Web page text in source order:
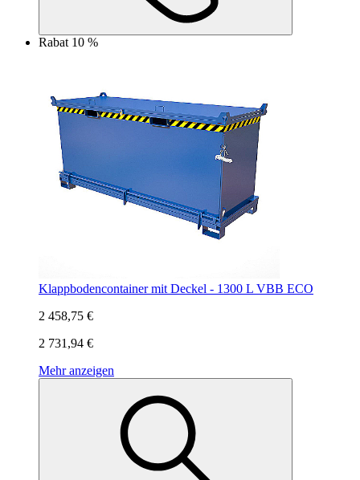
Rabat 10 %
Klappbodencontainer mit Deckel - 1300 L VBB ECO
2 458,75 €
2 731,94 €
Mehr anzeigen